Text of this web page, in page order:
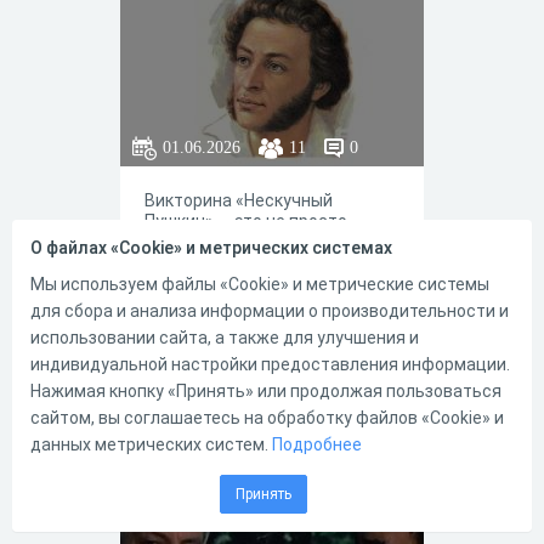
01.06.2026 11 0
Викторина «Нескучный
Пушкин» — это не просто
проверка знаний, а настоящее
интеллектуальное
приключение для всех, кто
любит творчество Александра
Сергеевича! Забудьте о
скучных вопросах из школьной
программы. Мы предлагаем
взглянуть на жизнь и
произведения великого поэта
под совершенно новым углом.
0 0
2 глава романа
"Дубровский"
О файлах «Cookie» и метрических системах
Мы используем файлы «Cookie» и метрические системы
для сбора и анализа информации о производительности и
использовании сайта, а также для улучшения и
индивидуальной настройки предоставления информации.
Нажимая кнопку «Принять» или продолжая пользоваться
сайтом, вы соглашаетесь на обработку файлов «Cookie» и
данных метрических систем. Подробнее
Принять